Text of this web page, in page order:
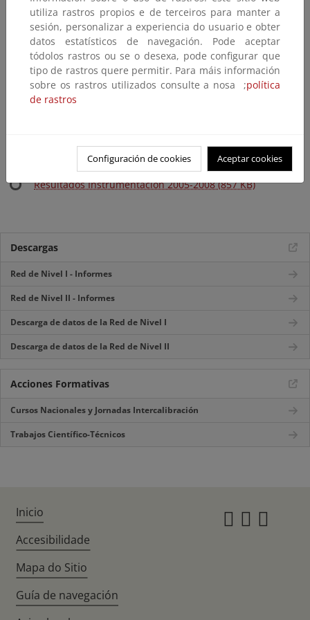
2010 Resultados instrumentación (800KB)
2009 Vitalidad del arbolado (1,5 MB)
2009 calidad aire (134KB)
2009 ozono (275KB)
2009 Resultados instrumentación (2,1MB)
2006 Vitalidad del arbolado (1,44 MB)
2005 Vitalidad del arbolado (848 KB)
Resultados Instrumentación 2005-2008 (857 KB)
Descargas
Red de Nivel I - Informes
Red de Nivel II - Informes
Descarga de datos de la Red de Nivel I
Descarga de datos de la Red de Nivel II
Acciones Formativas
Cursos Nacionales y Jornadas Intercalibración
Trabajos Científico-Técnicos
utiliza rastros propios e de terceiros para manter a
sesión, personalizar a experiencia do usuario e obter
datos estatísticos de navegación. Pode aceptar
tódolos rastros ou se o desexa, pode configurar que
tipo de rastros quere permitir. Para máis información
sobre os rastros utilizados consulte a nosa ;política
de rastros
Configuración de cookies Aceptar cookies
Inicio
Accesibilidade
Mapa do Sitio
Guía de navegación